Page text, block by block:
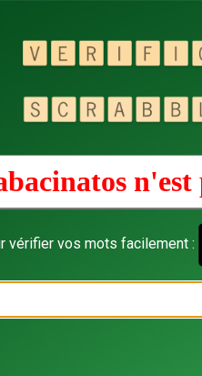
n'est
vérifier vos mots facilement :